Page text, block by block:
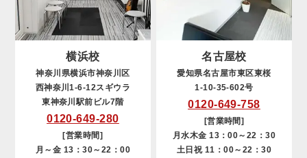
横浜校
神奈川県横浜市神奈川区
西神奈川1-6-12スギウラ
東神奈川駅前ビル7階
0120-649-280
[営業時間]
月～金 13：30～22：00
名古屋校
愛知県名古屋市東区東桜
1-10-35-602号
0120-649-758
[営業時間]
月水木金 13：00～22：30
土日祝 11：00～22：30